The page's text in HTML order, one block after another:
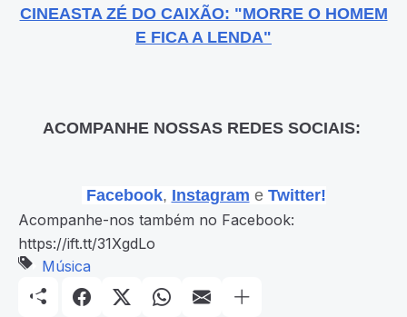
CINEASTA ZÉ DO CAIXÃO: "MORRE O HOMEM
E FICA A LENDA"
ACOMPANHE NOSSAS REDES SOCIAIS:
Facebook, Instagram e Twitter!
Acompanhe-nos também no Facebook:
https://ift.tt/31XgdLo
Música